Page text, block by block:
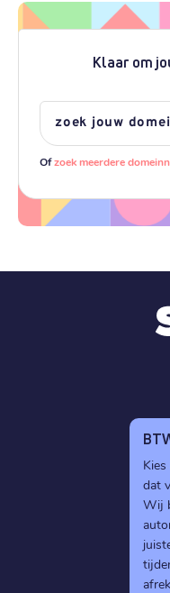
Klaar om
Ofzoek meerdere
dat
Wij